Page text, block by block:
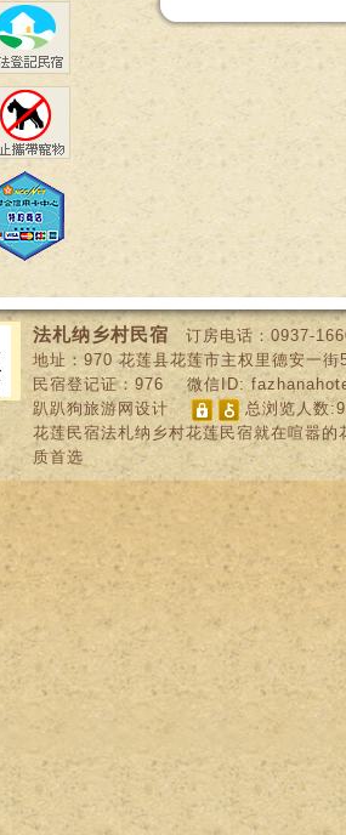
法札纳乡村民宿 订房电话： 0937-
地址： 970花莲县花莲市主权里德安一街
民宿登记证： 976
微信ID:
趴趴狗旅游网设计
总浏览人数
花莲民宿法札纳乡村花莲民宿就在喧嚣
质首选